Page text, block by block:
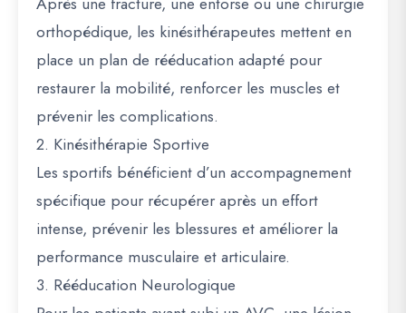
orthopédique, les kinésithérapeutes mettent en
place un plan de rééducation adapté pour
restaurer la mobilité, renforcer les muscles et
prévenir les complications.
2. Kinésithérapie Sportive
Les sportifs bénéficient d’un accompagnement
spécifique pour récupérer après un effort
intense, prévenir les blessures et améliorer la
performance musculaire et articulaire.
3. Rééducation Neurologique